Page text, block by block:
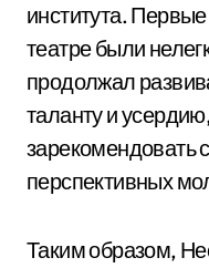
института.
театре были
продолжал
таланту и
зарекомендовать
перспективных
Таким образом,